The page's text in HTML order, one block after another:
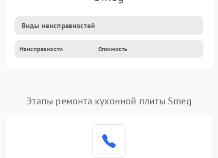
Виды неисправностей
Неисправности Стоимость
Этапы ремонта кухонной плиты Smeg